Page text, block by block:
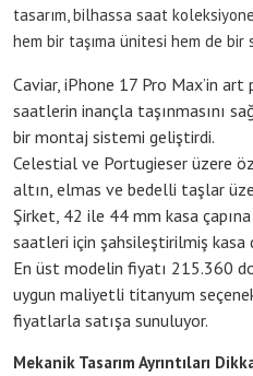
tasarım, bilhassa saat
hem bir taşıma ünitesi hem de bir
Caviar, iPhone 17 Pro Max’in
saatlerin inançla taşınmasını
bir montaj sistemi geliştirdi.
Celestial ve Portugieser üzere
altın, elmas ve bedelli taşlar
Şirket, 42 ile 44 mm kasa
saatleri için şahsileştirilmiş kasa
En üst modelin fiyatı 215.360
uygun maliyetli titanyum
fiyatlarla satışa sunuluyor.
Mekanik Tasarım Ayrıntıları